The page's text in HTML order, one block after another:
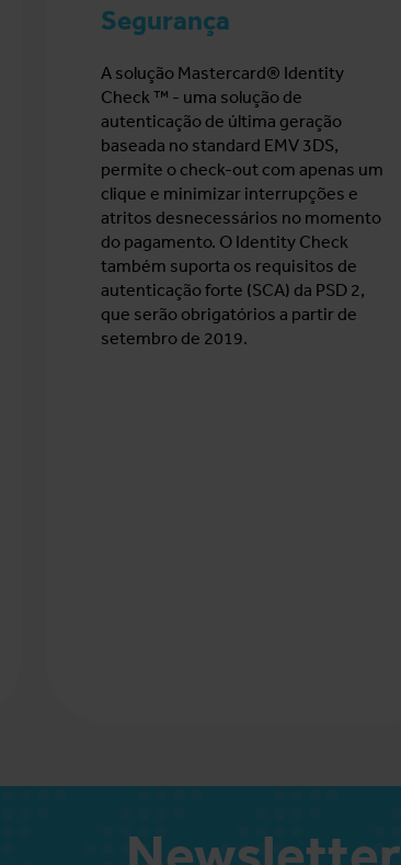
Segurança
A solução Mastercard® Identity
Check ™ - uma solução de
autenticação de última geração
baseada no standard EMV 3DS,
permite o check-out com apenas um
clique e minimizar interrupções e
atritos desnecessários no momento
do pagamento. O Identity Check
também suporta os requisitos de
autenticação forte (SCA) da PSD 2,
que serão obrigatórios a partir de
setembro de 2019.